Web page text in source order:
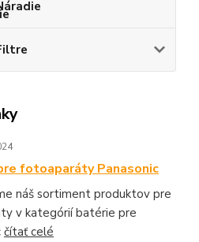
fotoaparáty Panasonic
náš sortiment produktov pre
v kategórií batérie pre
čítať celé